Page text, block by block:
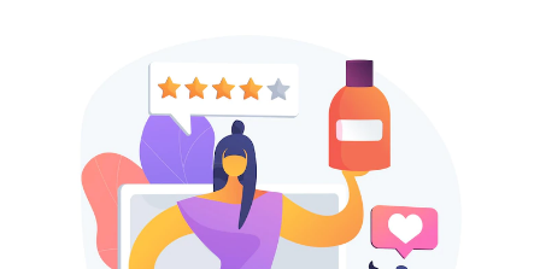
Pengertian dan cara
Meningkatkan Kepercayaan Pelanggan
9. Tunjukkan Testimoni
Pelanggan